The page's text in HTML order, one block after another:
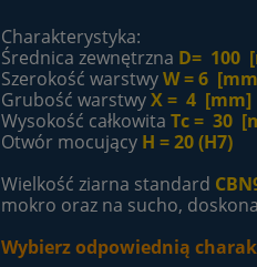
Charakterystyka:
Średnica zewnętrzna D= 100
Szerokość warstwyW = 6
Grubość warstwyX = 4 [mm]
Wysokość całkowita Tc = 30
Otwór mocujący H = 20 (H7)
Wielkość ziarna standard
mokro oraz na sucho,
Wybierz odpowiednią